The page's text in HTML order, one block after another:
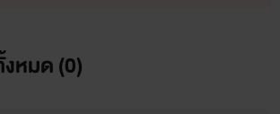
หมด (0)